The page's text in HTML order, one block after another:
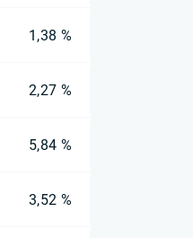
1,38 %
2,27 %
5,84 %
3,52 %